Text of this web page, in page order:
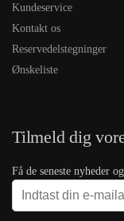
Kundeservice
Kontakt os
Reservedelstegninger
Ønskeliste
Tilmeld dig
Få de seneste nyheder